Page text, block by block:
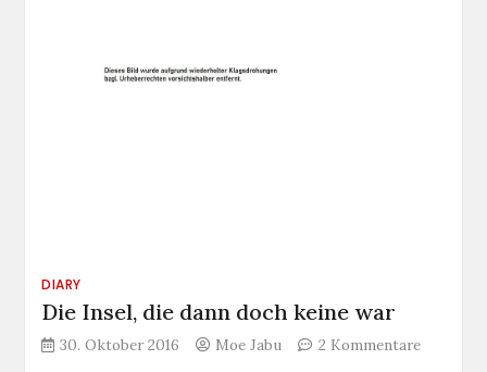
DIARY
Die Insel, die dann doch keine war
30. Oktober 2016 Moe Jabu 2 Kommentarezu